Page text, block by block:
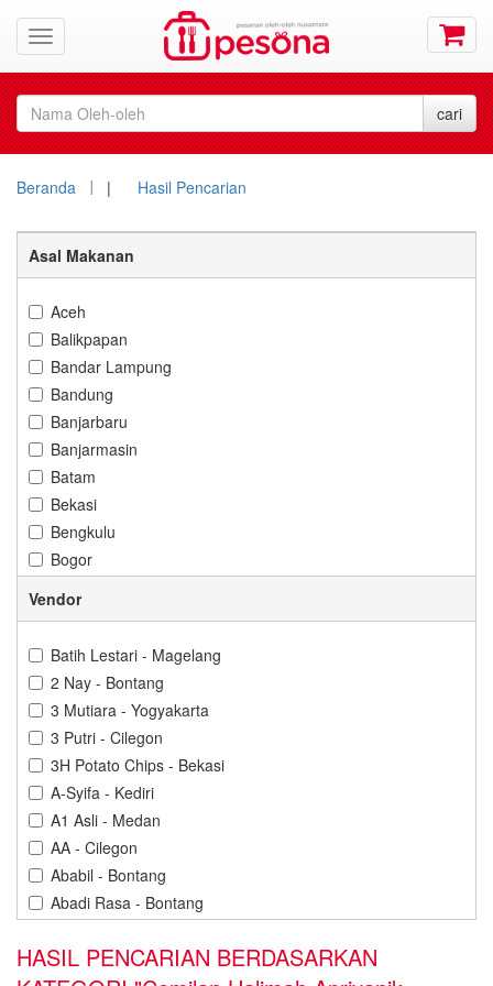
Beranda | Hasil Pencarian
Asal Makanan
Aceh
Balikpapan
Bandar Lampung
Bandung
Banjarbaru
Banjarmasin
Batam
Bekasi
Bengkulu
Bogor
Denpasar
Jakarta
Kediri
Kendari
Kuningan
Vendor
Batih Lestari - Magelang
2 Nay - Bontang
3 Mutiara - Yogyakarta
3 Putri - Cilegon
3H Potato Chips - Bekasi
A-Syifa - Kediri
A1 Asli - Medan
AA - Cilegon
Ababil - Bontang
Abadi Rasa - Bontang
Abdillah Jaya - Cilegon
HASIL PENCARIAN BERDASARKAN